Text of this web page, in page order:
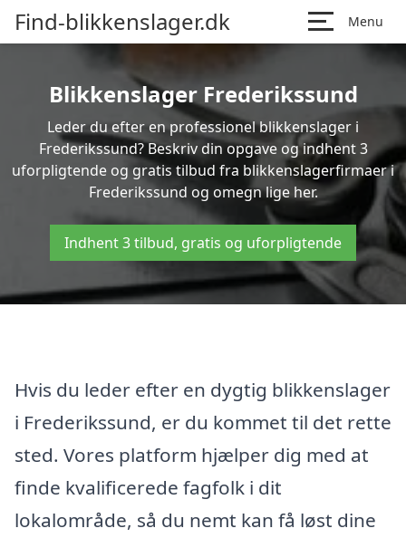
Find-blikkenslager.dk Menu
Blikkenslager Frederikssund
Leder du efter en professionel blikkenslager i
Frederikssund? Beskriv din opgave og indhent 3
uforpligtende og gratis tilbud fra blikkenslagerfirmaer i
Frederikssund og omegn lige her.
Indhent 3 tilbud, gratis og uforpligtende
Hvis du leder efter en dygtig blikkenslager
i Frederikssund, er du kommet til det rette
sted. Vores platform hjælper dig med at
finde kvalificerede fagfolk i dit
lokalområde, så du nemt kan få løst dine